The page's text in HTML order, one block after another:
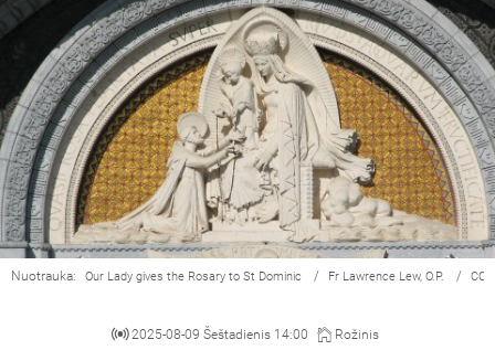
Nuotrauka: Our Lady gives the Rosary to St Dominic / Fr Lawrence Lew, O.P. / CC
2025-08-09 Šeštadienis 14:00 Rožinis